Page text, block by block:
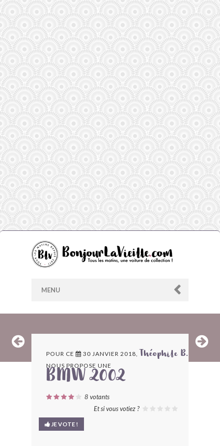
MENU
ARCHIVES
LES CONTRIBUTEURS
LE BLOG
POUR CE 30 JANVIER 2018, Théophile B.
NOUS PROPOSE UNE
BMW 2002
8 votants
Et si vous votiez ?
JE VOTE !